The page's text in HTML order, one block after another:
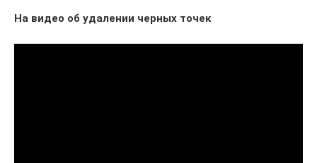
На видео об удалении черных точек